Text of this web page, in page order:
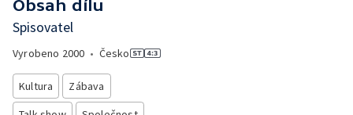
Obsah dílu
Spisovatel
Vyrobeno 2000 • Česko
Kultura
Zábava